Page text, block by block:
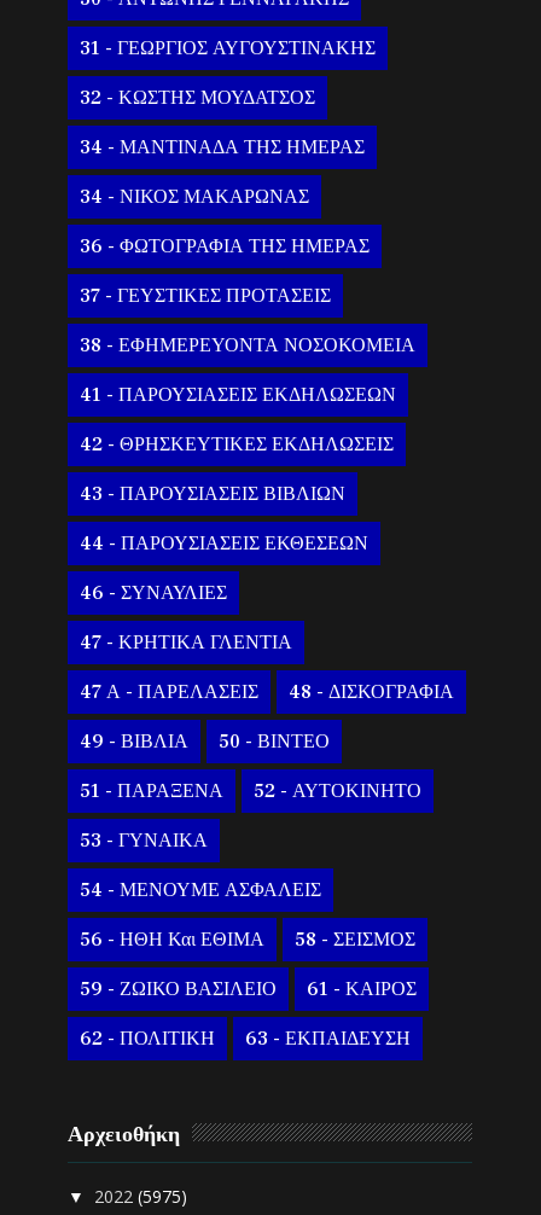
31 - ΓΕΩΡΓΙΟΣ ΑΥΓΟΥΣΤΙΝΑΚΗΣ
32 - ΚΩΣΤΗΣ ΜΟΥΔΑΤΣΟΣ
34 - ΜΑΝΤΙΝΑΔΑ ΤΗΣ ΗΜΕΡΑΣ
34 - ΝΙΚΟΣ ΜΑΚΑΡΩΝΑΣ
36 - ΦΩΤΟΓΡΑΦΙΑ ΤΗΣ ΗΜΕΡΑΣ
37 - ΓΕΥΣΤΙΚΕΣ ΠΡΟΤΑΣΕΙΣ
38 - ΕΦΗΜΕΡΕΥΟΝΤΑ ΝΟΣΟΚΟΜΕΙΑ
41 - ΠΑΡΟΥΣΙΑΣΕΙΣ ΕΚΔΗΛΩΣΕΩΝ
42 - ΘΡΗΣΚΕΥΤΙΚΕΣ ΕΚΔΗΛΩΣΕΙΣ
43 - ΠΑΡΟΥΣΙΑΣΕΙΣ ΒΙΒΛΙΩΝ
44 - ΠΑΡΟΥΣΙΑΣΕΙΣ ΕΚΘΕΣΕΩΝ
46 - ΣΥΝΑΥΛΙΕΣ
47 - ΚΡΗΤΙΚΑ ΓΛΕΝΤΙΑ
47 Α - ΠΑΡΕΛΑΣΕΙΣ 48 - ΔΙΣΚΟΓΡΑΦΙΑ
49 - ΒΙΒΛΙΑ 50 - ΒΙΝΤΕΟ
51 - ΠΑΡΑΞΕΝΑ 52 - ΑΥΤΟΚΙΝΗΤΟ
53 - ΓΥΝΑΙΚΑ
54 - ΜΕΝΟΥΜΕ ΑΣΦΑΛΕΙΣ
56 - ΗΘΗ Και ΕΘΙΜΑ 58 - ΣΕΙΣΜΟΣ
59 - ΖΩΙΚΟ ΒΑΣΙΛΕΙΟ 61 - ΚΑΙΡΟΣ
62 - ΠΟΛΙΤΙΚΗ 63 - ΕΚΠΑΙΔΕΥΣΗ
Αρχειοθήκη
▼ 2022(5975)